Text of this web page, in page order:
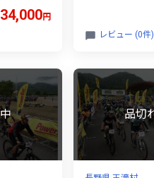
34,000円
レビュー (0件)